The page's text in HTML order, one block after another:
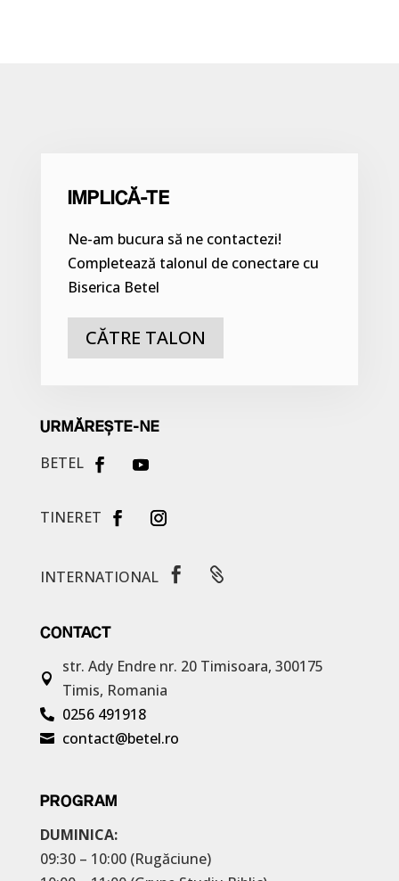
IMPLICĂ-TE
Ne-am bucura să ne contactezi!
Completează talonul de conectare cu
Biserica Betel
CĂTRE TALON
URMĂREȘTE-NE
BETEL
TINERET
INTERNATIONAL  
CONTACT

str. Ady Endre nr. 20 Timisoara, 300175
Timis, Romania
 0256 491918
 contact@betel.ro
PROGRAM
DUMINICA:
09:30 – 10:00 (Rugăciune)